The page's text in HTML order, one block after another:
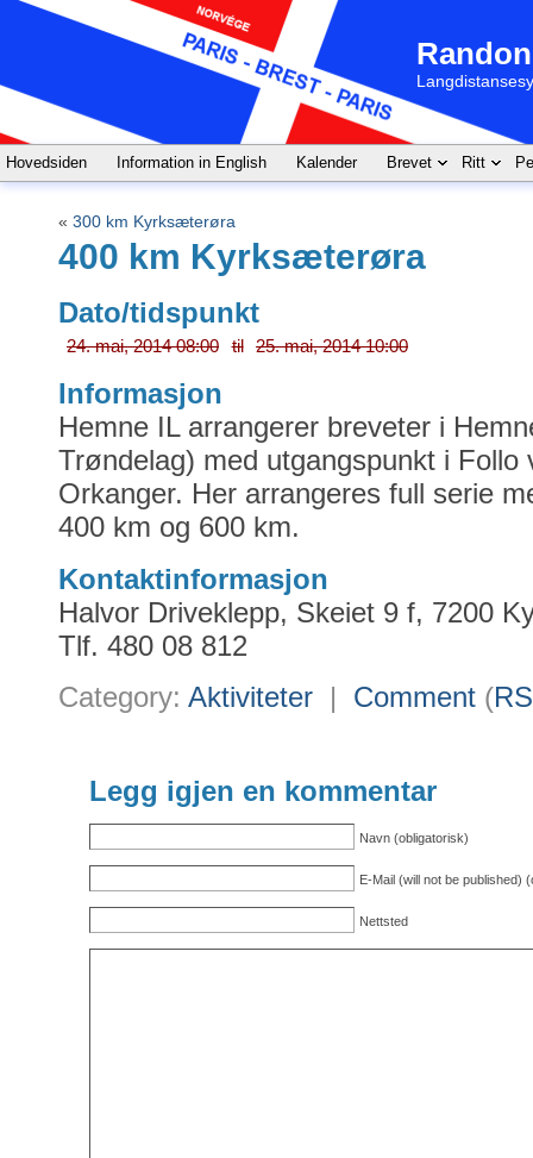
Hovedsiden Information in English Kalender Brevet Ritt
« 300 km Kyrksæterøra
400 km Kyrksæterøra
Dato/tidspunkt
24. mai, 2014 08:00 til 25. mai, 2014 10:00
Informasjon
Hemne IL arrangerer breveter i
Trøndelag) med utgangspunkt i Follo
Orkanger. Her arrangeres full serie
400 km og 600 km.
Kontaktinformasjon
Halvor Driveklepp, Skeiet 9 f, 7200
Tlf. 480 08 812
Category: Aktiviteter | Comment (
Legg igjen en kommentar
Navn (obligatorisk)
E-Mail (will not be published)
Nettsted